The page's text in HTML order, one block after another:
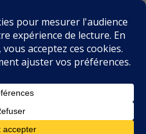
DES BIBLIOPHILES, DE LA